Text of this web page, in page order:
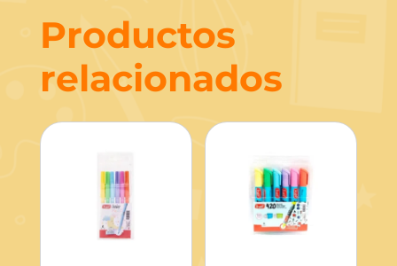
Productos
relacionados